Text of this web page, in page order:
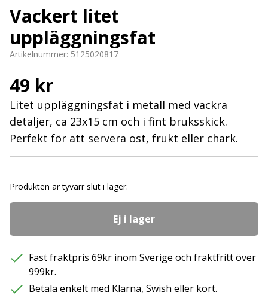
Vackert litet
uppläggningsfat
Artikelnummer: 5125020817
49 kr
Litet uppläggningsfat i metall med vackra
detaljer, ca 23x15 cm och i fint bruksskick.
Perfekt för att servera ost, frukt eller chark.
Produkten är tyvärr slut i lager.
Ej i lager
Fast fraktpris 69kr inom Sverige och fraktfritt över
999kr.
Betala enkelt med Klarna, Swish eller kort.